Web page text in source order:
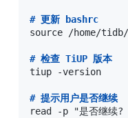
# 更新 bashrc
source /home/
# 检查 TiUP 版本
tiup -version
# 提示用户是否继续
read -p "是否继续